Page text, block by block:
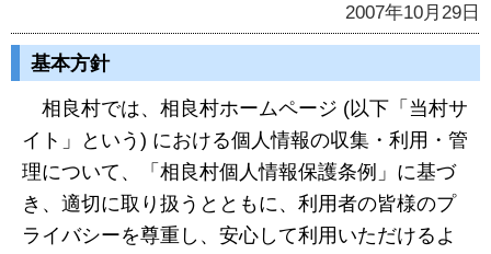
2007年10月29日
基本方針
相良村では、相良村ホームページ (以下「当村サ
イト」という) における個人情報の収集・利用・管
理について、「相良村個人情報保護条例」に基づ
き、適切に取り扱うとともに、利用者の皆様のプ
ライバシーを尊重し、安心して利用いただけるよ